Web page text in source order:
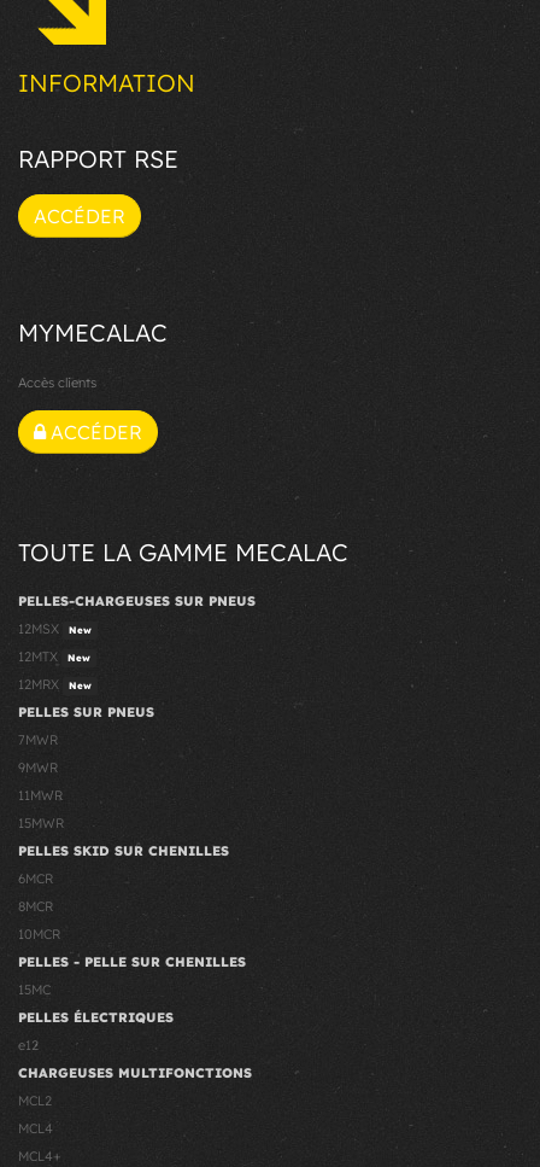
INFORMATION
RAPPORT RSE
ACCÉDER
MYMECALAC
Accès clients
ACCÉDER
TOUTE LA GAMME MECALAC
PELLES-CHARGEUSES SUR PNEUS
12MSX
New
12MTX New
12MRX New
PELLES SUR PNEUS
7MWR
9MWR
11MWR
15MWR
PELLES SKID SUR CHENILLES
6MCR
8MCR
10MCR
PELLES - PELLE SUR CHENILLES
15MC
PELLES ÉLECTRIQUES
e12
CHARGEUSES MULTIFONCTIONS
MCL2
MCL4
MCL4+